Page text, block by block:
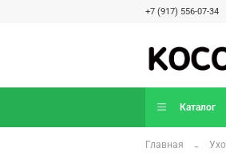
+7 (917) 556-07-34
Каталог
Главная